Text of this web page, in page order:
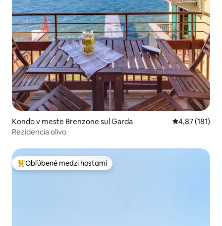
Kondo v meste Brenzone sul Garda Priemerné
4,87 (181)
Rezidencia olivo
Najobľúbenejšie medzi hosťami
Obľúbené medzi hosťami